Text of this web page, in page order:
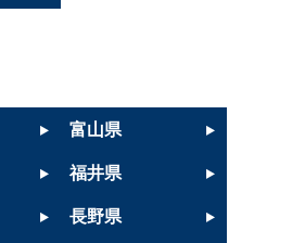
富山県
福井県
長野県